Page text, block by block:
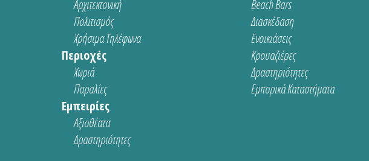
Αρχιτεκτονική
Πολιτισμός
Χρήσιμα Τηλέφωνα
Περιοχές
Χωριά
Παραλίες
Εμπειρίες
Αξιοθέατα
Δραστηριότητες
Beach Bars
Διασκέδαση
Ενοικιάσεις
Κρουαζιέρες
Δραστηριότητες
Εμπορικά Καταστήματα